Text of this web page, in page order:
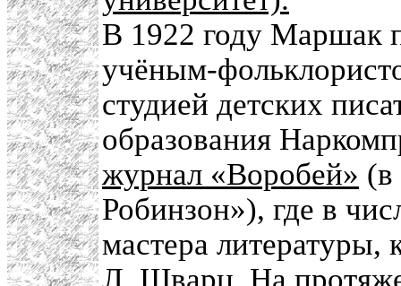
В 1922 году Маршак
учёным-
студией детских
образования
журнал «Воробей»
Робинзон»), где в
мастера